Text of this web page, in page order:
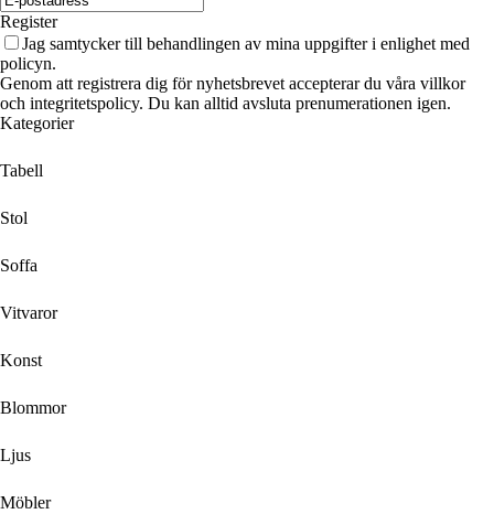
Register
Jag samtycker till behandlingen av mina uppgifter i enlighet med
policyn.
Genom att registrera dig för nyhetsbrevet accepterar du våra villkor
och integritetspolicy. Du kan alltid avsluta prenumerationen igen.
Kategorier
Tabell
Stol
Soffa
Vitvaror
Konst
Blommor
Ljus
Möbler